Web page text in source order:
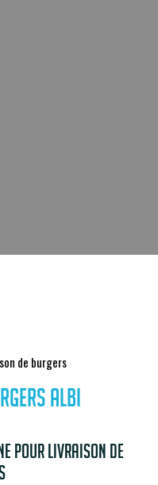
de burgers
Albi
pour livraison de